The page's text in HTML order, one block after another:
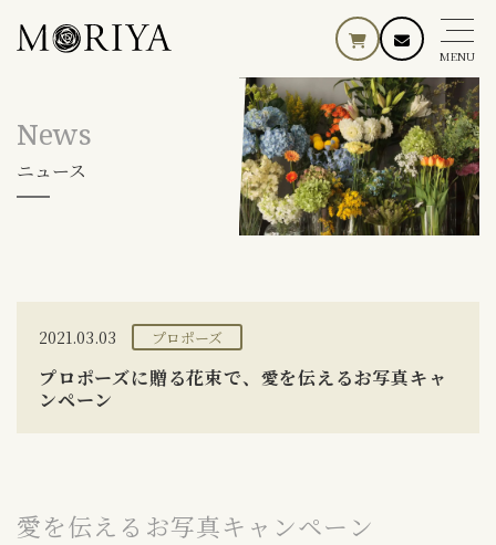
MENU
News
ニュース
2021.03.03 プロポーズ
プロポーズに贈る花束で、愛を伝えるお写真キャ
ンペーン
愛を伝えるお写真キャンペーン